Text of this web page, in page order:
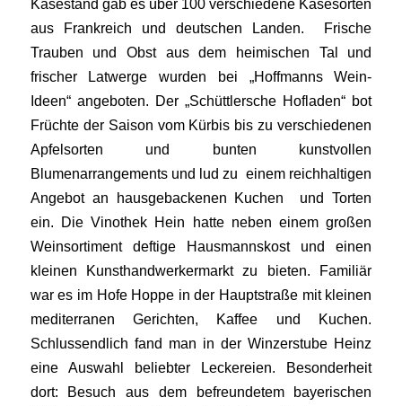
Käsestand gab es über 100 verschiedene Käsesorten
aus Frankreich und deutschen Landen. Frische
Trauben und Obst aus dem heimischen Tal und
frischer Latwerge wurden bei „Hoffmanns Wein-
Ideen“ angeboten. Der „Schüttlersche Hofladen“ bot
Früchte der Saison vom Kürbis bis zu verschiedenen
Apfelsorten und bunten kunstvollen
Blumenarrangements und lud zu einem reichhaltigen
Angebot an hausgebackenen Kuchen und Torten
ein. Die Vinothek Hein hatte neben einem großen
Weinsortiment deftige Hausmannskost und einen
kleinen Kunsthandwerkermarkt zu bieten. Familiär
war es im Hofe Hoppe in der Hauptstraße mit kleinen
mediterranen Gerichten, Kaffee und Kuchen.
Schlussendlich fand man in der Winzerstube Heinz
eine Auswahl beliebter Leckereien. Besonderheit
dort: Besuch aus dem befreundetem bayerischen